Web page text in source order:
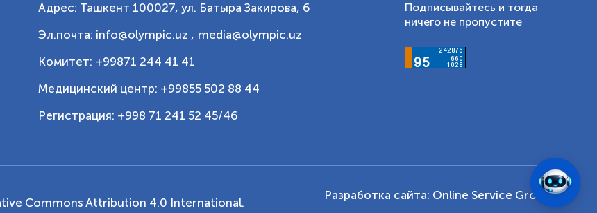
Адрес: Ташкент 100027, ул. Батыра Закирова, 6
Эл.почта: info@olympic.uz , media@olympic.uz
Комитет: +99871 244 41 41
Медицинский центр: +99855 502 88 44
Регистрация: +998 71 241 52 45/46
Подписывайтесь и тогда
ничего не пропустите
Commons Attribution 4.0 International.
Разработка сайта: Online Service Group